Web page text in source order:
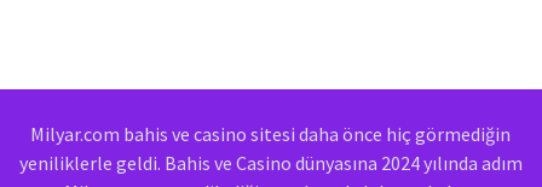
Milyar.com bahis ve casino sitesi daha önce hiç görmediğin
yeniliklerle geldi. Bahis ve Casino dünyasına 2024 yılında adım